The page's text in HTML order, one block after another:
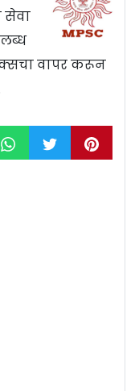
सेवा
वापर करून